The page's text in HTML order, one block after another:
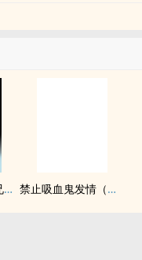
偏离航道（1v1h兄妹骨科bg） 禁止吸血鬼发情（姐狗高H 1v1）